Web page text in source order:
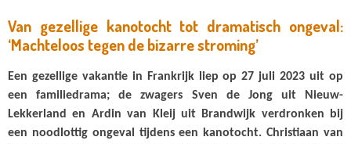
Van gezellige kanotocht tot dramatisch ongeval:
‘Machteloos tegen de bizarre stroming’
Een gezellige vakantie in Frankrijk liep op 27 juli 2023 uit op
een familiedrama; de zwagers Sven de Jong uit Nieuw-
Lekkerland en Ardin van Kleij uit Brandwijk verdronken bij
een noodlottig ongeval tijdens een kanotocht. Christiaan van